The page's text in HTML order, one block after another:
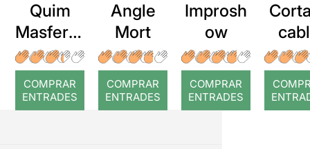
Quim
Masferre
r: Temps
COMPRAR
ENTRADES
Angle
Mort
COMPRAR
ENTRADES
Improsh
ow
COMPRAR
ENTRADES